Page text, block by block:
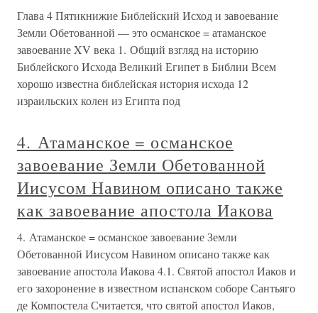
Глава 4 Пятикнижие Библейский Исход и завоевание
Земли Обетованной — это османское = атаманское
завоевание XV века 1. Общий взгляд на историю
Библейского Исхода Великий Египет в Библии Всем
хорошо известна библейская история исхода 12
израильских колен из Египта под
4. Атаманское = османское
завоевание Земли Обетованной
Иисусом Навином описано также
как завоевание апостола Иакова
4. Атаманское = османское завоевание Земли
Обетованной Иисусом Навином описано также как
завоевание апостола Иакова 4.1. Святой апостол Иаков и
его захоронение в известном испанском соборе Сантьяго
де Компостела Считается, что святой апостол Иаков,